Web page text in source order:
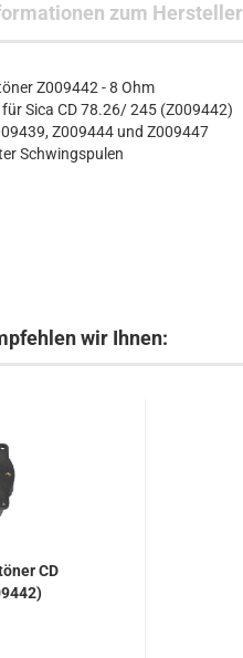
zum Hersteller
Z009442 - 8 Ohm
Sica CD 78.26/ 245 (Z009442)
Z009444 und Z009447
Schwingspulen
wir Ihnen:
CD